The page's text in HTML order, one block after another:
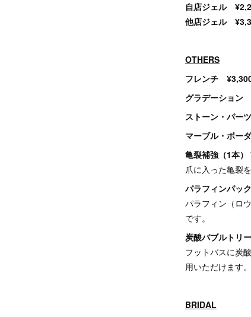
自店ジェル
他店ジェル
OTHERS
フレンチ
グラデーション
ストーン・パー
マーブル・ボー
亀裂補強（1本）
爪に入った亀裂
パラフィンパッ
パラフィン（ロ
です。
炭酸バブルトリ
フットバスに炭
用いただけます。
BRIDAL